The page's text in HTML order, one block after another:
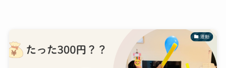
運動